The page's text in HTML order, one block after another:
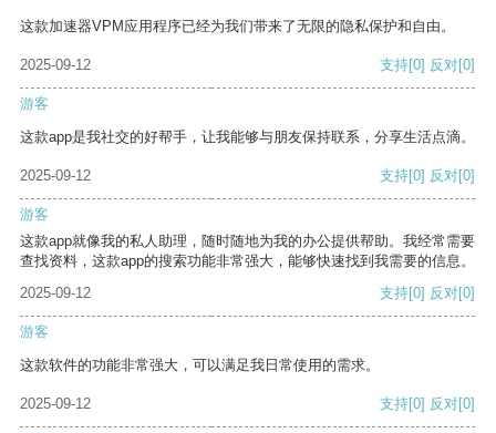
这款加速器VPM应用程序已经为我们带来了无限的隐私保护和自由。
2025-09-12 支持[0] 反对[0]
游客
这款app是我社交的好帮手，让我能够与朋友保持联系，分享生活点滴。
2025-09-12 支持[0] 反对[0]
游客
这款app就像我的私人助理，随时随地为我的办公提供帮助。我经常需要
查找资料，这款app的搜索功能非常强大，能够快速找到我需要的信息。
2025-09-12
支持[0] 反对[0]
游客
这款软件的功能非常强大，可以满足我日常使用的需求。
2025-09-12 支持[0] 反对[0]